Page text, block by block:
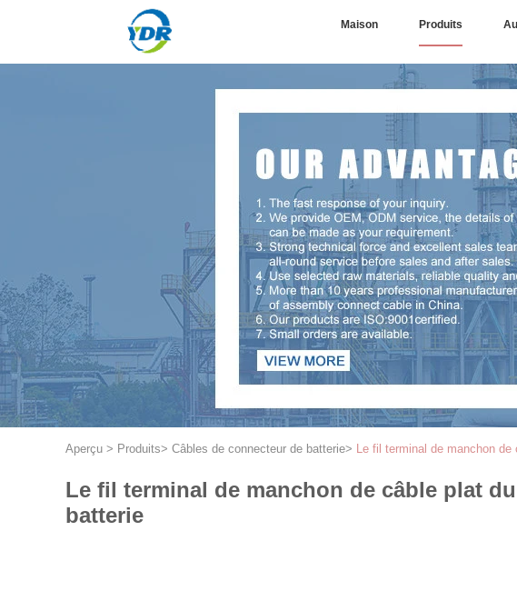
Maison Produits
Aperçu > Produits> Câbles de connecteur de batterie> Le fil terminal de manchon
Le fil terminal de manchon de câble plat
batterie